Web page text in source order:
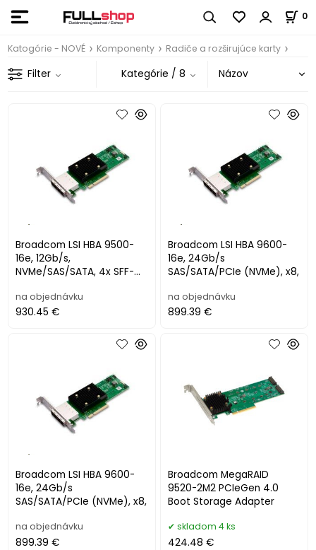
0
Katogórie - NOVÉ Komponenty Radiče a rozširujúce karty
Filter Kategórie / 8
Broadcom LSI HBA 9500-
16e, 12Gb/s,
NVMe/SAS/SATA, 4x SFF-
na objednávku
930.45 €
Broadcom LSI HBA 9600-
16e, 24Gb/s
SAS/SATA/PCIe (NVMe), x8,
na objednávku
899.39 €
Broadcom LSI HBA 9600-
16e, 24Gb/s
SAS/SATA/PCIe (NVMe), x8,
na objednávku
899.39 €
Broadcom MegaRAID
9520-2M2 PCIeGen 4.0
Boot Storage Adapter
skladom 4 ks
424.48 €